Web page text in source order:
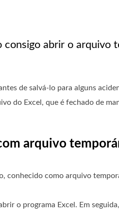
abrir o arquivo
de salvá-lo para alguns
do Excel, que é fechado de
arquivo
conhecido como arquivo
o programa Excel. Em